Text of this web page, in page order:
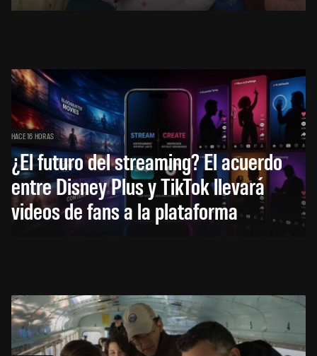
HACE 16 HORAS
¿El futuro del streaming? El acuerdo
entre Disney Plus y TikTok llevará
videos de fans a la plataforma